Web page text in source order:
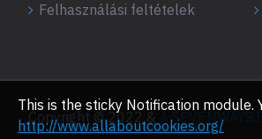
Felhasználási feltételek
Copyright © 2022 & A
This is the sticky Notification module.
http://www.allaboutcookies.org/